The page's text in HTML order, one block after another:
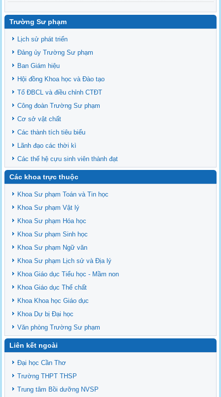
Mời họp mặt Cựu Sinh viên Bộ môn Sư phạm Sinh học 2024
Trường Sư phạm
Lịch sử phát triển
Đảng ủy Trường Sư phạm
Ban Giám hiệu
Hội đồng Khoa học và Đào tạo
Tổ ĐBCL và điều chỉnh CTĐT
Công đoàn Trường Sư phạm
Cơ sở vật chất
Các thành tích tiêu biểu
Lãnh đạo các thời kì
Các thế hệ cựu sinh viên thành đạt
Các khoa trực thuộc
Khoa Sư phạm Toán và Tin học
Khoa Sư phạm Vật lý
Khoa Sư phạm Hóa học
Khoa Sư phạm Sinh học
Khoa Sư phạm Ngữ văn
Khoa Sư phạm Lịch sử và Địa lý
Khoa Giáo dục Tiểu học - Mầm non
Khoa Giáo dục Thể chất
Khoa Khoa học Giáo dục
Khoa Dự bị Đại học
Văn phòng Trường Sư phạm
Liên kết ngoài
Đại học Cần Thơ
Trường THPT THSP
Trung tâm Bồi dưỡng NVSP